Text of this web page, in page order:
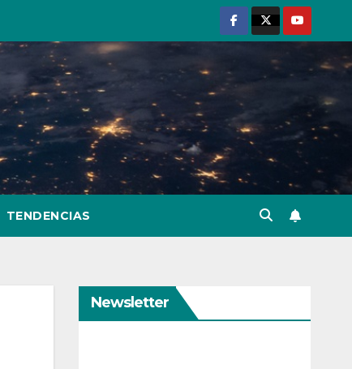
TENDENCIAS
Newsletter